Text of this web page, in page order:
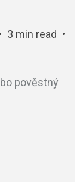
3 min read
pověstný